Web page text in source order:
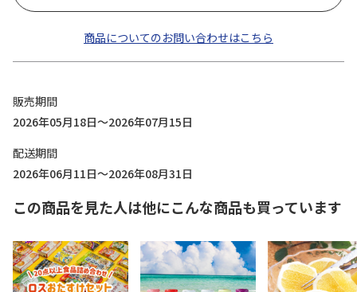
商品についてのお問い合わせはこちら
販売期間
2026年05月18日～2026年07月15日
配送期間
2026年06月11日～2026年08月31日
この商品を見た人は他にこんな商品も買っています